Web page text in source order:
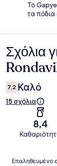
Το
τα
Σχόλια
Σχόλια
7,2 Καλό
15 σχόλια
8,4
Σχόλια
Επαληθευμένο